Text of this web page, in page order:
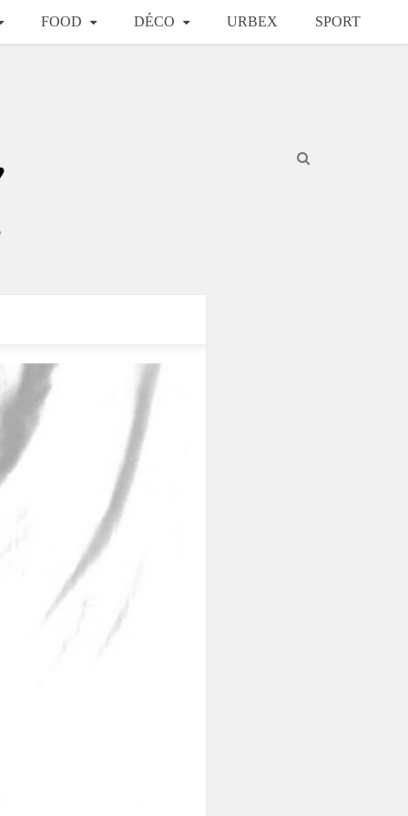
FOOD DÉCO URBEX SPORT